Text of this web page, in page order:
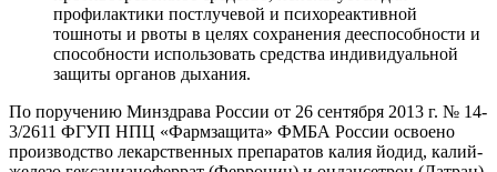
профилактики постлучевой и психореактивной
тошноты и рвоты в целях сохранения дееспособности и
способности использовать средства индивидуальной
защиты органов дыхания.
По поручению Минздрава России от 26 сентября 2013 г. № 14-
3/2611 ФГУП НПЦ «Фармзащита» ФМБА России освоено
производство лекарственных препаратов калия йодид, калий-